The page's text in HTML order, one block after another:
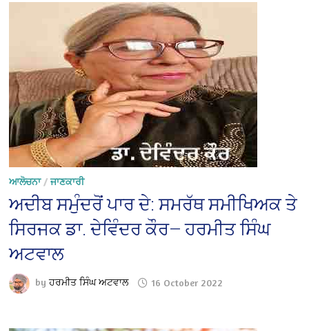
ਆਲੋਚਨਾ/ਜਾਣਕਾਰੀ
ਅਦੀਬ ਸਮੁੰਦਰੋਂ ਪਾਰ ਦੇ: ਸਮਰੱਥ ਸਮੀਖਿਅਕ ਤੇ
ਸਿਰਜਕ ਡਾ. ਦੇਵਿੰਦਰ ਕੌਰ— ਹਰਮੀਤ ਸਿੰਘ
ਅਟਵਾਲ
byਹਰਮੀਤ ਸਿੰਘ ਅਟਵਾਲ 16 October 2022